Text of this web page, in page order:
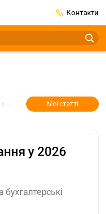
Контакти
у СЕРПНІ 2️⃣0️⃣2️⃣7️⃣ Усі
Мої статті
у 2026
бухгалтерські